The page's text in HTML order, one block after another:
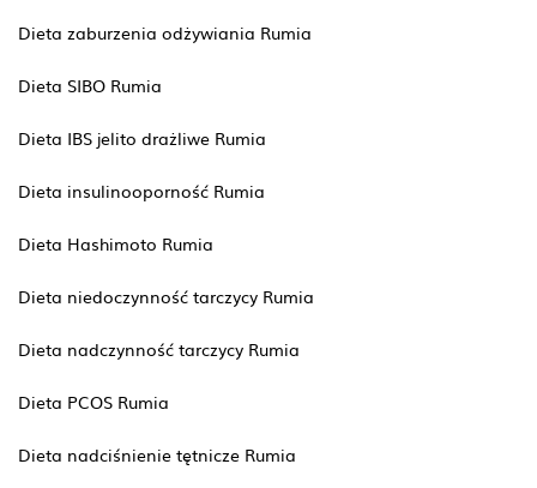
Dieta zaburzenia odżywiania Rumia
Dieta SIBO Rumia
Dieta IBS jelito drażliwe Rumia
Dieta insulinooporność Rumia
Dieta Hashimoto Rumia
Dieta niedoczynność tarczycy Rumia
Dieta nadczynność tarczycy Rumia
Dieta PCOS Rumia
Dieta nadciśnienie tętnicze Rumia